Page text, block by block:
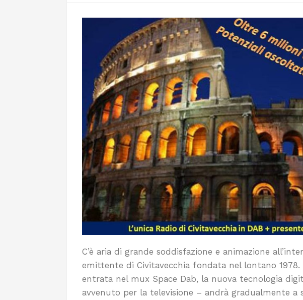
C’è aria di grande soddisfazione e animazione
emittente di Civitavecchia fondata nel lontano 1978.
entrata nel mux Space Dab, la nuova tecnologia
avvenuto per la televisione – andrà gradualmente a